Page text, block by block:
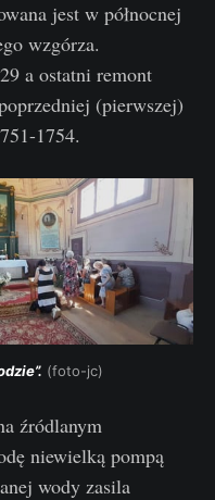
jest w północnej
wzgórza.
a ostatni remont
(pierwszej)
1754.
(foto-jc)
źródlanym
niewielką pompą
wody zasila